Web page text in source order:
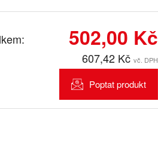
502,00 Kč
607,42 Kčvč. DPH
Poptat produkt